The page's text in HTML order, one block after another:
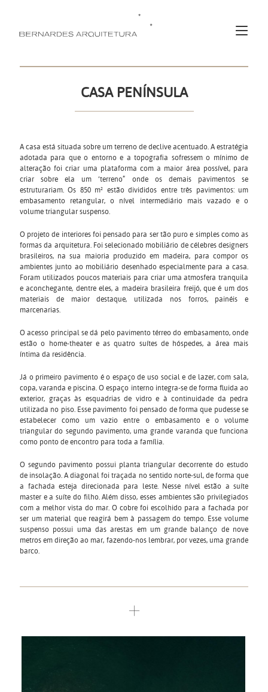
CASA PENÍNSULA
A casa está situada sobre um terreno de declive acentuado. A estratégia
adotada para que o entorno e a topografia sofressem o mínimo de
alteração foi criar uma plataforma com a maior área possível, para
criar sobre ela um ‘terreno” onde os demais pavimentos se
estruturariam. Os 850 m² estão divididos entre três pavimentos: um
embasamento retangular, o nível intermediário mais vazado e o
volume triangular suspenso.
O projeto de interiores foi pensado para ser tão puro e simples como as
formas da arquitetura. Foi selecionado mobiliário de célebres designers
brasileiros, na sua maioria produzido em madeira, para compor os
ambientes junto ao mobiliário desenhado especialmente para a casa.
Foram utilizados poucos materiais para criar uma atmosfera tranquila
e aconchegante, dentre eles, a madeira brasileira freijó, que é um dos
materiais de maior destaque, utilizada nos forros, painéis e
marcenarias.
O acesso principal se dá pelo pavimento térreo do embasamento, onde
estão o home-theatere as quatro suítes de hóspedes, a área mais
íntima da residência.
Já o primeiro pavimento é o espaço de uso social e de lazer, com sala,
copa, varanda e piscina. O espaço interno integra-se de forma fluida ao
exterior, graças às esquadrias de vidro e à continuidade da pedra
utilizada no piso. Esse pavimento foi pensado de forma que pudesse se
estabelecer como um vazio entre o embasamento e o volume
triangular do segundo pavimento, uma grande varanda que funciona
como ponto de encontro para toda a família.
O segundo pavimento possui planta triangular decorrente do estudo
de insolação. A diagonal foi traçada no sentido norte-sul, de forma que
a fachada esteja direcionada para leste. Nesse nível estão a suíte
master e a suíte do filho. Além disso, esses ambientes são privilegiados
com a melhor vista do mar. O cobre foi escolhido para a fachada por
ser um material que reagirá bem à passagem do tempo. Esse volume
suspenso possui uma das arestas em um grande balanço de nove
metros em direção ao mar, fazendo-nos lembrar, por vezes, uma grande
barco.